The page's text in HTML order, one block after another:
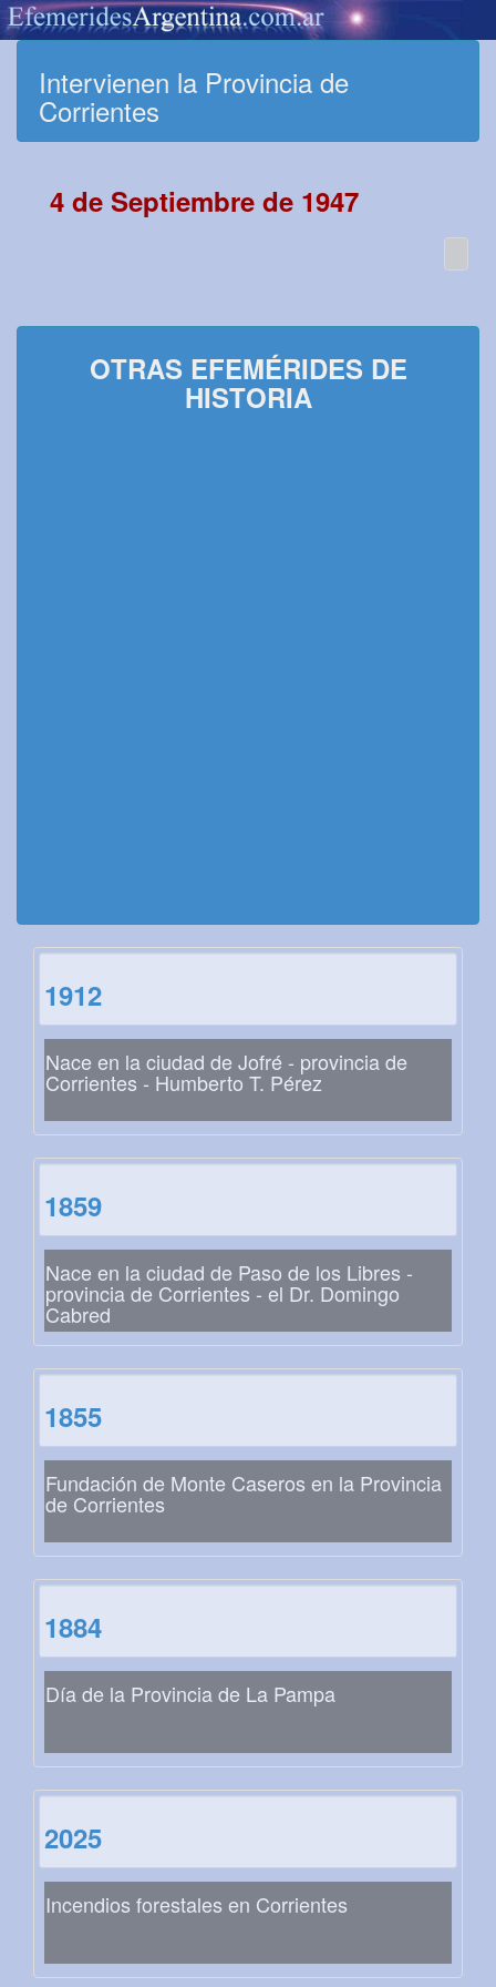
Intervienen la Provincia de
Corrientes
4 de Septiembre de 1947
OTRAS EFEMÉRIDES DE
HISTORIA
1912
Nace en la ciudad de Jofré - provincia de
Corrientes - Humberto T. Pérez
1859
Nace en la ciudad de Paso de los Libres -
provincia de Corrientes - el Dr. Domingo
Cabred
1855
Fundación de Monte Caseros en la Provincia
de Corrientes
1884
Día de la Provincia de La Pampa
2025
Incendios forestales en Corrientes